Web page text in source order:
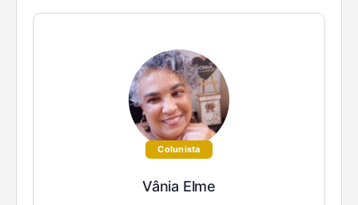
Colunista
Vânia Elme